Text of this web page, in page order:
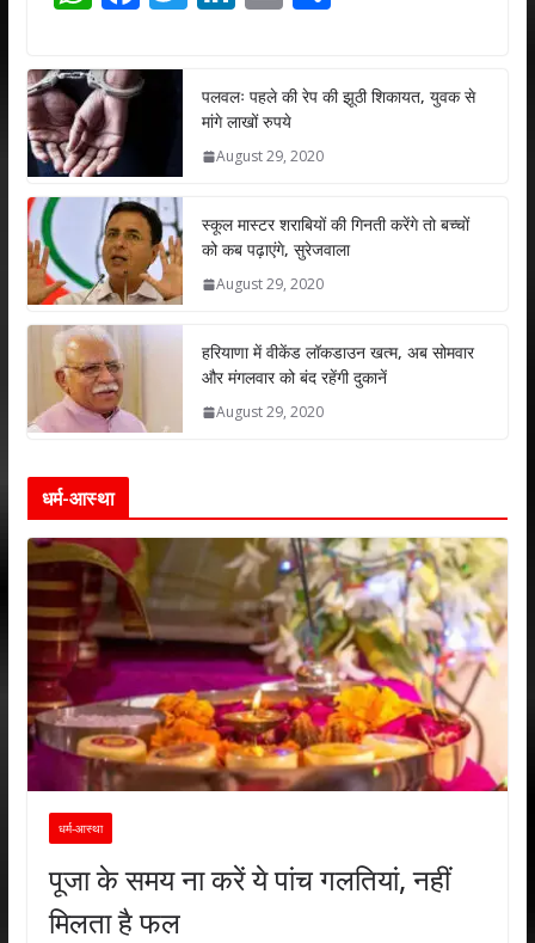
at
s
A
p
p
e
b
o
k
er e
dI
n
l e
पलवलः पहले की रेप की झूठी शिकायत, युवक से
मांगे लाखों रुपये
August 29, 2020
स्कूल मास्टर शराबियों की गिनती करेंगे तो बच्चों
को कब पढ़ाएंगे, सुरेजवाला
August 29, 2020
हरियाणा में वीकेंड लॉकडाउन खत्म, अब सोमवार
और मंगलवार को बंद रहेंगी दुकानें
August 29, 2020
धर्म-आस्था
धर्म-आस्था
पूजा के समय ना करें ये पांच गलतियां, नहीं
मिलता है फल